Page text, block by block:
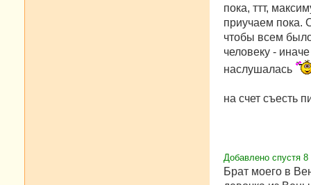
пока, ттт,
приучаем пока.
чтобы всем
человеку -
наслушалась
на счет съесть
Добавлено спустя
Брат моего в